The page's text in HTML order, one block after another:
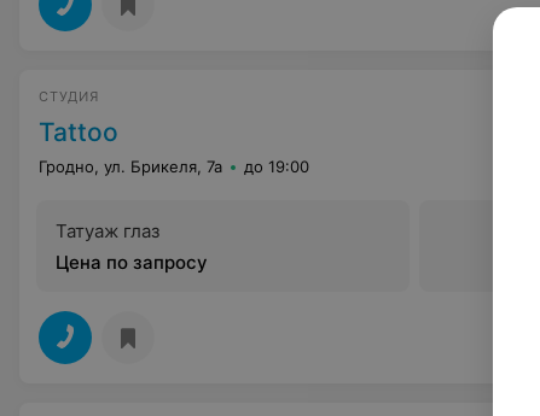
СТУДИЯ
Tattoo
Гродно, ул. Брикеля, 7а до 19:00
Татуаж глаз
Цена по запросу